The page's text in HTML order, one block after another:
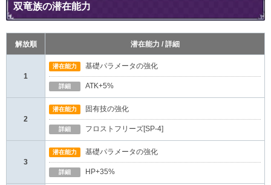
双竜族の潜在能力
解放順 潜在能力 / 詳細
1
潜在能力 基礎パラメータの強化
詳細 ATK+5%
2
潜在能力 固有技の強化
詳細 フロストフリーズ[SP-4]
3
潜在能力 基礎パラメータの強化
詳細 HP+35%